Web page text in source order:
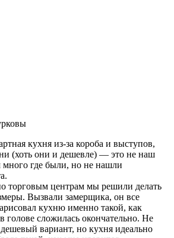
кухня из-за короба и выступов,
(хоть они и дешевле) — это не наш
где были, но не нашли
торговым центрам мы решили делать
Вызвали замерщика, он все
кухню именно такой, как
голове сложилась окончательно. Не
вариант, но кухня идеально